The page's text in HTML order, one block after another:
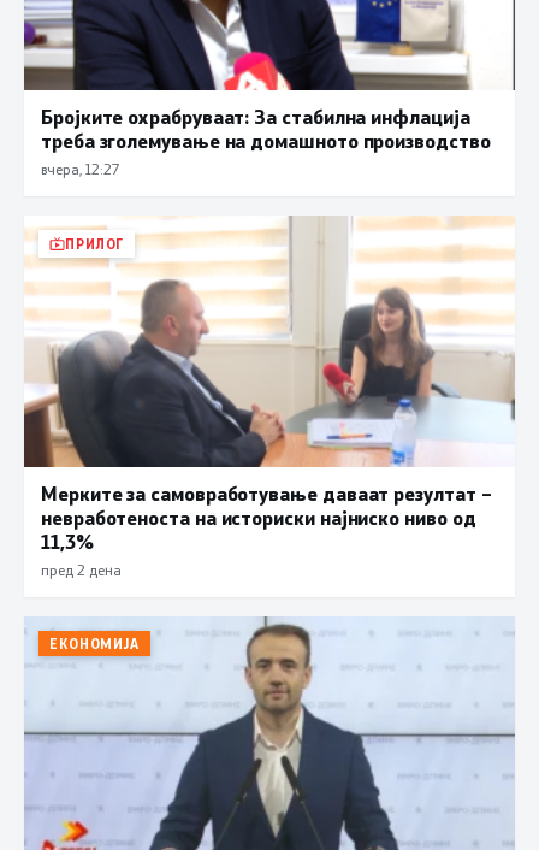
Бројките охрабруваат: За стабилна инфлација
треба зголемување на домашното производство
вчера, 12:27
ПРИЛОГ
Мерките за самовработување даваат резултат –
невработеноста на историски најниско ниво од
11,3%
пред 2 дена
ЕКОНОМИЈА